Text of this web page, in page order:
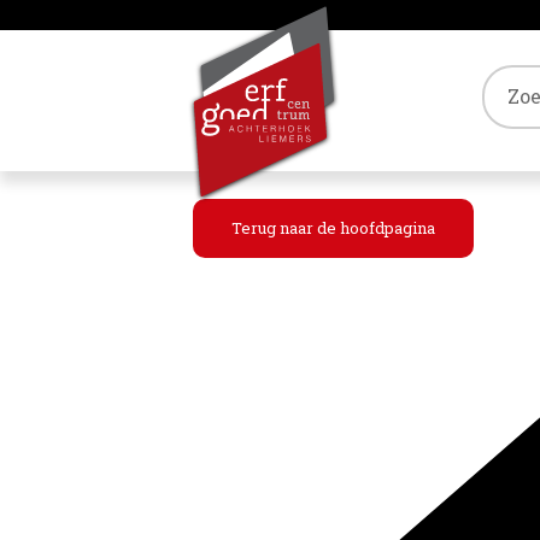
Terug naar de hoofdpagina